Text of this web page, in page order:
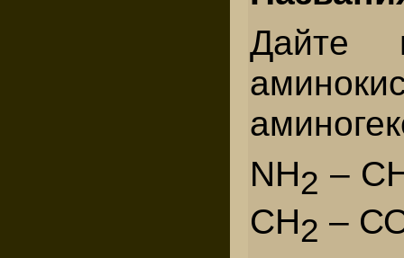
Дайте
NH2 –
СН2 –